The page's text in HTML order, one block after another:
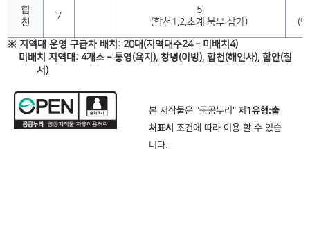
합
천
7
5
(합천1,2,초계,북부,삼가)
(
※ 지역대 운영 구급차 배치: 20대(지역대수24 – 미배치4)
미배치 지역대: 4개소 – 통영(욕지), 창녕(이방), 합천(해인사), 함안(칠
서)
본 저작물은 "공공누리" 제1유형:출
처표시 조건에 따라 이용 할 수 있습
니다.